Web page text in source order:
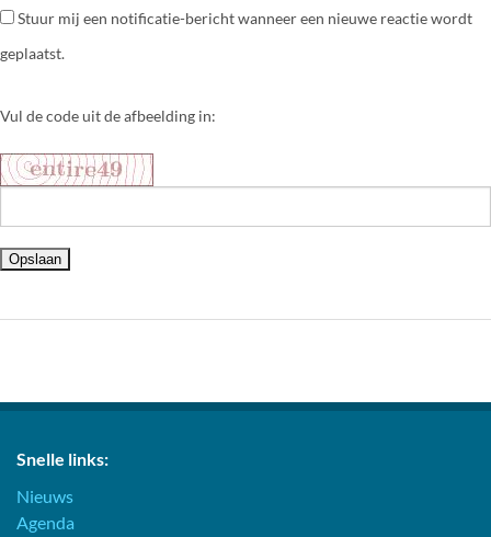
Stuur mij een notificatie-bericht wanneer een nieuwe reactie wordt
geplaatst.
Vul de code uit de afbeelding in:
Snelle links:
Nieuws
Agenda